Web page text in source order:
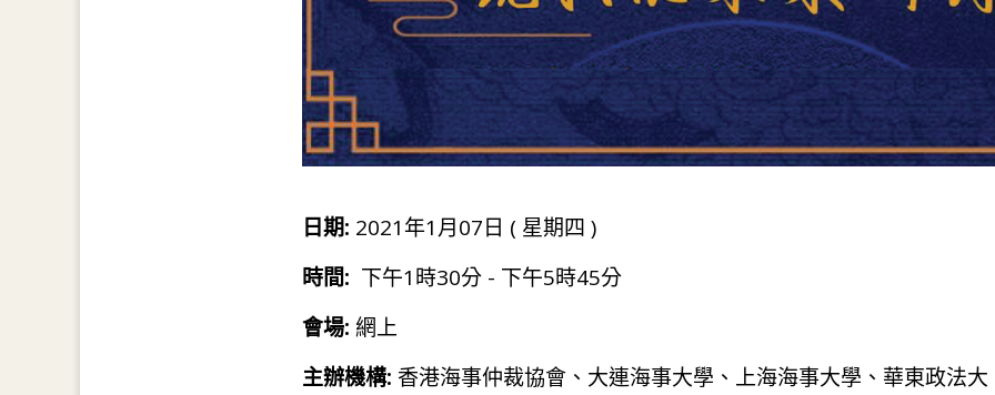
日期: 2021年1月07日 ( 星期四 )
時間: 下午1時30分 - 下午5時45分
會場: 網上
主辦機構: 香港海事仲裁協會、大連海事大學、上海海事大學、華東政法大